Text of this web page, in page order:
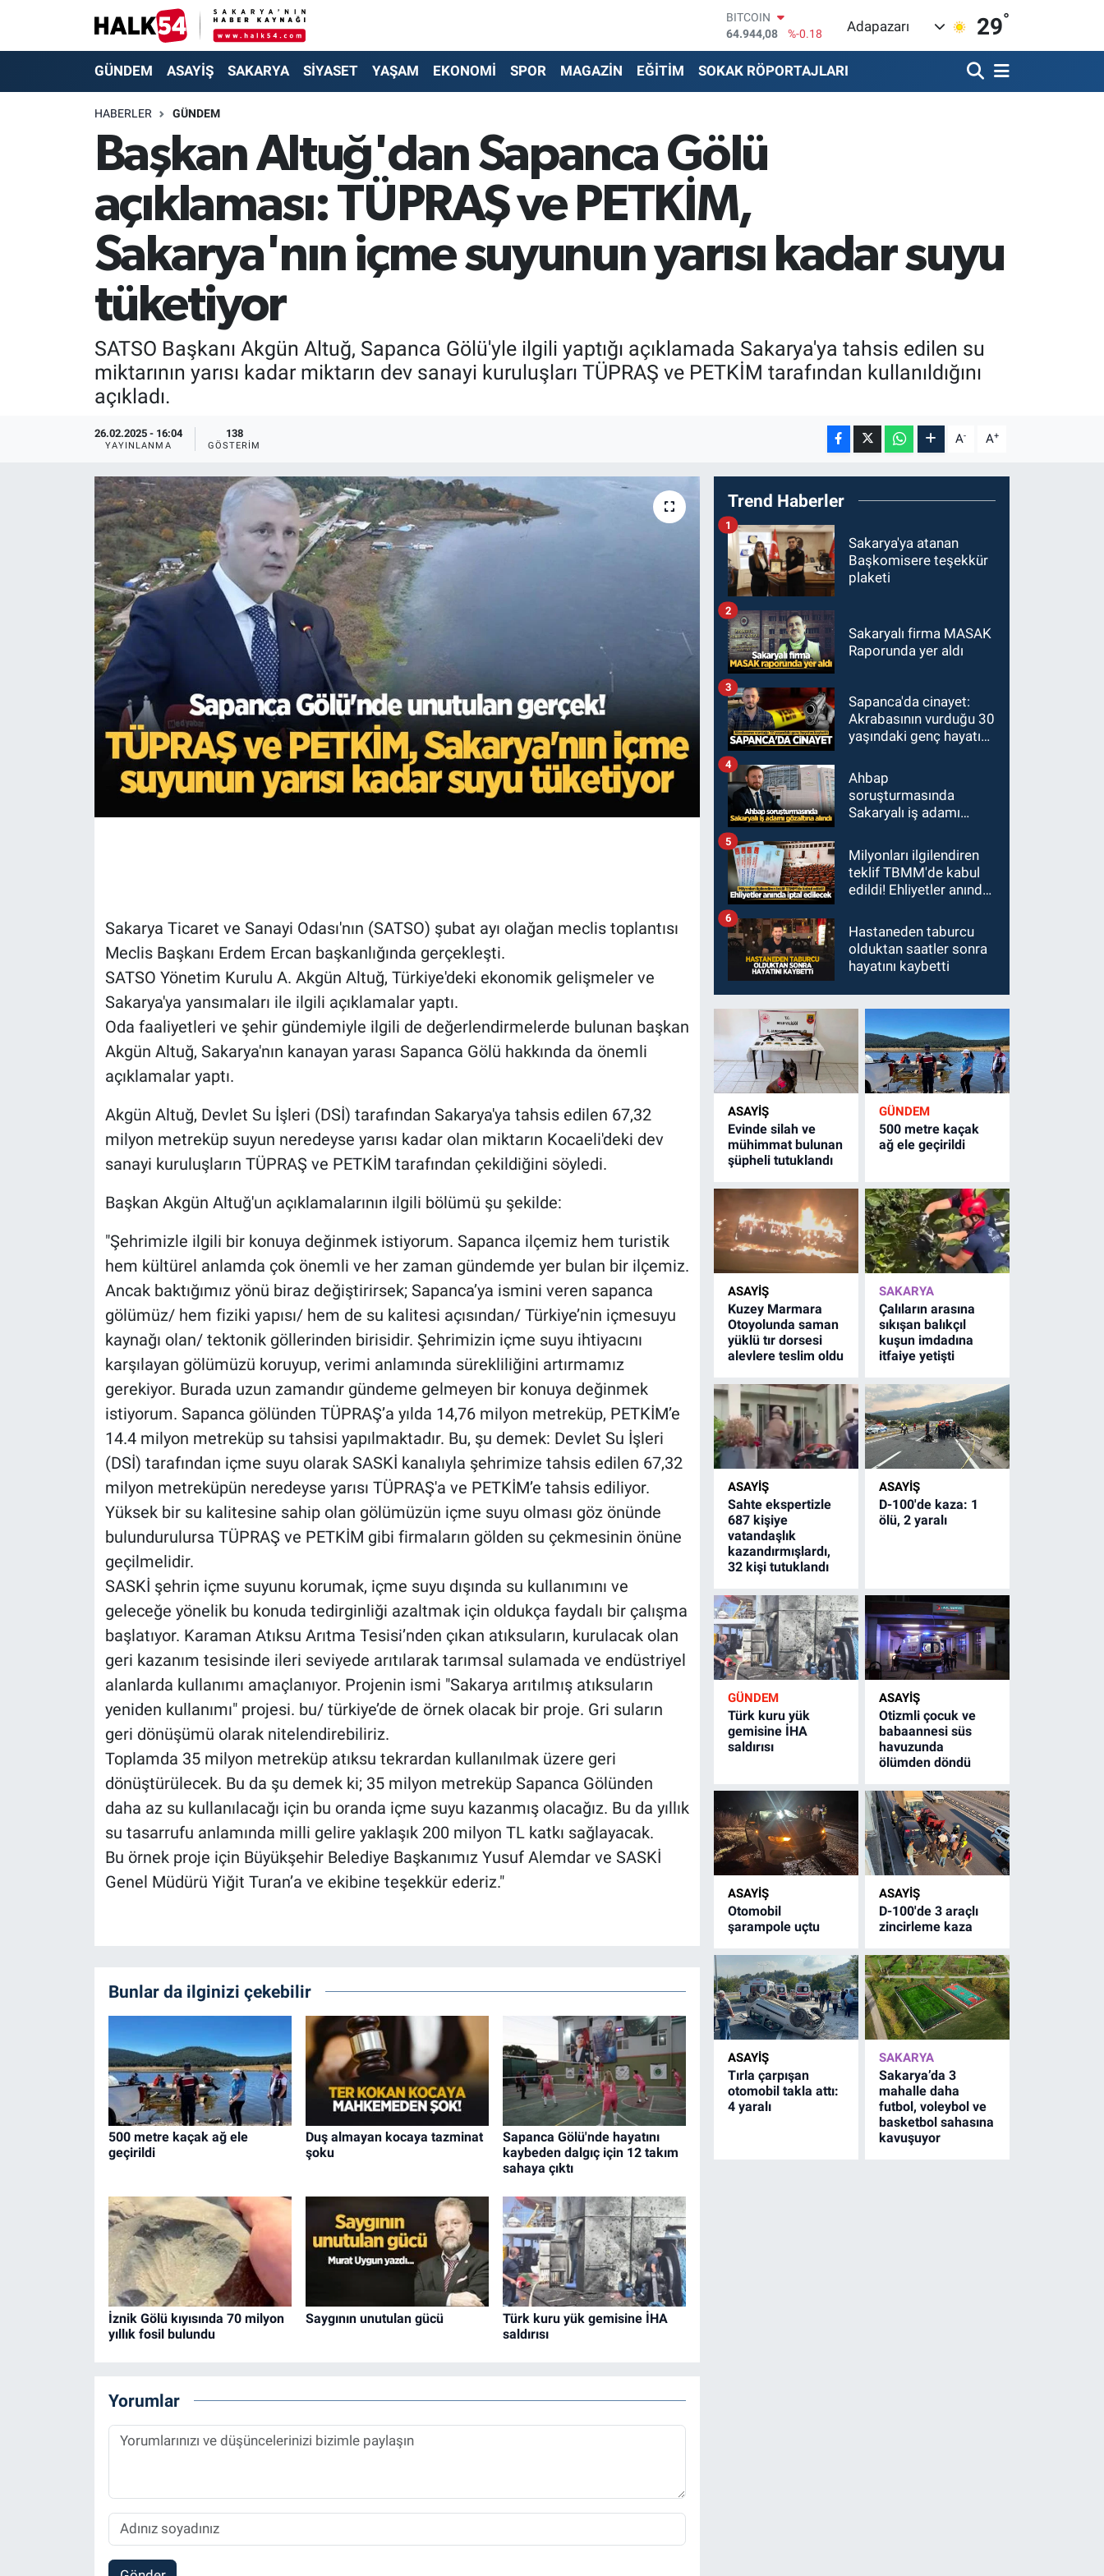
DOLAR
47,7436
%0.18
EURO
55,2510
%0.32
6660.55
BİST100
13.779
Adapazarı 29°
GÜNDEM ASAYİŞ SAKARYA SİYASET YAŞAM EKONOMİ SPOR MAGAZİN EĞİTİM SOKAK RÖPORTAJLARI
HABERLER GÜNDEM
Başkan Altuğ'dan Sapanca Gölü
açıklaması: TÜPRAŞ ve PETKİM,
Sakarya'nın içme suyunun yarısı kadar suyu
tüketiyor
SATSO Başkanı Akgün Altuğ, Sapanca Gölü'yle ilgili yaptığı açıklamada Sakarya'ya tahsis edilen su
miktarının yarısı kadar miktarın dev sanayi kuruluşları TÜPRAŞ ve PETKİM tarafından kullanıldığını
açıkladı.
26.02.2025 - 16:04
YAYINLANMA
138
GÖSTERIM A- A+
Sakarya Ticaret ve Sanayi Odası'nın (SATSO) şubat ayı olağan meclis toplantısı
Meclis Başkanı Erdem Ercan başkanlığında gerçekleşti.
SATSO Yönetim Kurulu A. Akgün Altuğ, Türkiye'deki ekonomik gelişmeler ve
Sakarya'ya yansımaları ile ilgili açıklamalar yaptı.
Oda faaliyetleri ve şehir gündemiyle ilgili de değerlendirmelerde bulunan başkan
Akgün Altuğ, Sakarya'nın kanayan yarası Sapanca Gölü hakkında da önemli
açıklamalar yaptı.
Akgün Altuğ, Devlet Su İşleri (DSİ) tarafından Sakarya'ya tahsis edilen 67,32
milyon metreküp suyun neredeyse yarısı kadar olan miktarın Kocaeli'deki dev
sanayi kuruluşların TÜPRAŞ ve PETKİM tarafından çekildiğini söyledi.
Başkan Akgün Altuğ'un açıklamalarının ilgili bölümü şu şekilde:
"Şehrimizle ilgili bir konuya değinmek istiyorum. Sapanca ilçemiz hem turistik
hem kültürel anlamda çok önemli ve her zaman gündemde yer bulan bir ilçemiz.
Ancak baktığımız yönü biraz değiştirirsek; Sapanca’ya ismini veren sapanca
gölümüz/ hem fiziki yapısı/ hem de su kalitesi açısından/ Türkiye’nin içmesuyu
kaynağı olan/ tektonik göllerinden birisidir. Şehrimizin içme suyu ihtiyacını
karşılayan gölümüzü koruyup, verimi anlamında sürekliliğini artırmamız
gerekiyor. Burada uzun zamandır gündeme gelmeyen bir konuya değinmek
istiyorum. Sapanca gölünden TÜPRAŞ’a yılda 14,76 milyon metreküp, PETKİM’e
14.4 milyon metreküp su tahsisi yapılmaktadır. Bu, şu demek: Devlet Su İşleri
(DSİ) tarafından içme suyu olarak SASKİ kanalıyla şehrimize tahsis edilen 67,32
milyon metreküpün neredeyse yarısı TÜPRAŞ'a ve PETKİM’e tahsis ediliyor.
Yüksek bir su kalitesine sahip olan gölümüzün içme suyu olması göz önünde
bulundurulursa TÜPRAŞ ve PETKİM gibi firmaların gölden su çekmesinin önüne
geçilmelidir.
SASKİ şehrin içme suyunu korumak, içme suyu dışında su kullanımını ve
geleceğe yönelik bu konuda tedirginliği azaltmak için oldukça faydalı bir çalışma
başlatıyor. Karaman Atıksu Arıtma Tesisi’nden çıkan atıksuların, kurulacak olan
geri kazanım tesisinde ileri seviyede arıtılarak tarımsal sulamada ve endüstriyel
alanlarda kullanımı amaçlanıyor. Projenin ismi "Sakarya arıtılmış atıksuların
yeniden kullanımı" projesi. bu/ türkiye’de de örnek olacak bir proje. Gri suların
geri dönüşümü olarak nitelendirebiliriz.
Toplamda 35 milyon metreküp atıksu tekrardan kullanılmak üzere geri
dönüştürülecek. Bu da şu demek ki; 35 milyon metreküp Sapanca Gölünden
daha az su kullanılacağı için bu oranda içme suyu kazanmış olacağız. Bu da yıllık
su tasarrufu anlamında milli gelire yaklaşık 200 milyon TL katkı sağlayacak.
Bu örnek proje için Büyükşehir Belediye Başkanımız Yusuf Alemdar ve SASKİ
Genel Müdürü Yiğit Turan’a ve ekibine teşekkür ederiz."
Bunlar da ilginizi çekebilir
500 metre kaçak ağ ele
geçirildi
Duş almayan kocaya tazminat
şoku
Sapanca Gölü'nde hayatını
kaybeden dalgıç için 12 takım
sahaya çıktı
İznik Gölü kıyısında 70 milyon
yıllık fosil bulundu
Saygının unutulan gücü
Türk kuru yük gemisine İHA
saldırısı
Yorumlar
Trend Haberler
Sakarya'ya atanan
Başkomisere teşekkür
plaketi
1
Sakaryalı firma MASAK
Raporunda yer aldı
2
Sapanca'da cinayet:
Akrabasının vurduğu 30
yaşındaki genç hayatını
3
Ahbap
soruşturmasında
Sakaryalı iş adamı
4
Milyonları ilgilendiren
teklif TBMM'de kabul
edildi! Ehliyetler anında
5
Hastaneden taburcu
olduktan saatler sonra
hayatını kaybetti
6
ASAYİŞ
Evinde silah ve
mühimmat bulunan
şüpheli tutuklandı
GÜNDEM
500 metre kaçak
ağ ele geçirildi
ASAYİŞ
Kuzey Marmara
Otoyolunda saman
yüklü tır dorsesi
alevlere teslim oldu
SAKARYA
Çalıların arasına
sıkışan balıkçıl
kuşun imdadına
itfaiye yetişti
ASAYİŞ
Sahte ekspertizle
687 kişiye
vatandaşlık
kazandırmışlardı,
32 kişi tutuklandı
ASAYİŞ
D-100'de kaza: 1
ölü, 2 yaralı
GÜNDEM
Türk kuru yük
gemisine İHA
saldırısı
ASAYİŞ
Otizmli çocuk ve
babaannesi süs
havuzunda
ölümden döndü
ASAYİŞ
Otomobil
şarampole uçtu
ASAYİŞ
D-100'de 3 araçlı
zincirleme kaza
ASAYİŞ
Tırla çarpışan
otomobil takla attı:
4 yaralı
SAKARYA
Sakarya’da 3
mahalle daha
futbol, voleybol ve
basketbol sahasına
kavuşuyor
GÜNDEM
EKONOMİ
SOKAK RÖPORTAJLARI
MAGAZİN
ÖZEL HABER
HALK54 PANORAMA
Adapazarı Nöbetçi Eczaneler
Adapazarı Hava Durumu
Adapazarı Trafik Yoğunluk Haritası
Süper Lig Puan Durumu ve Fikstür
Tüm Manşetler
Son Dakika Haberleri
Haber Arşivi